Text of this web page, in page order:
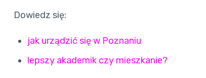
Dowiedz się:
jak urządzić się w Poznaniu
lepszy akademik czy mieszkanie?